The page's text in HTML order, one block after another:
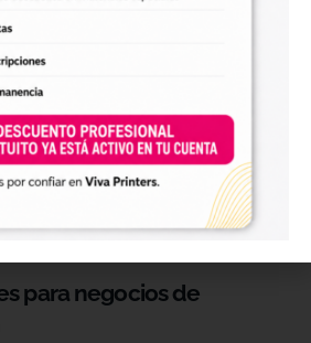
vasos, botellas, termos, cajas,
y otras superficies rígidas
incorporar nuevas opciones a tu
de objetos y preparar
utilizando tu impresora UV DTF o tu
impresión.
para negocios de